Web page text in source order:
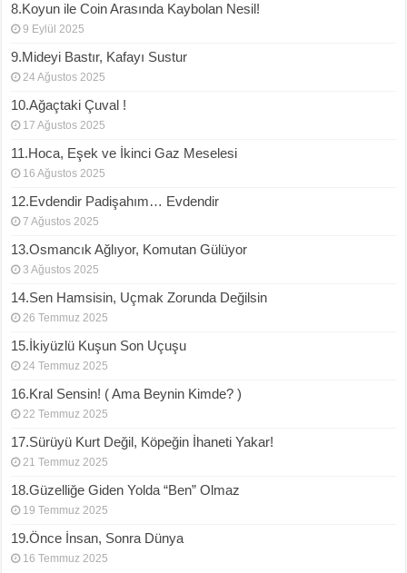
8.Koyun ile Coin Arasında Kaybolan Nesil!
9 Eylül 2025
9.Mideyi Bastır, Kafayı Sustur
24 Ağustos 2025
10.Ağaçtaki Çuval !
17 Ağustos 2025
11.Hoca, Eşek ve İkinci Gaz Meselesi
16 Ağustos 2025
12.Evdendir Padişahım… Evdendir
7 Ağustos 2025
13.Osmancık Ağlıyor, Komutan Gülüyor
3 Ağustos 2025
14.Sen Hamsisin, Uçmak Zorunda Değilsin
26 Temmuz 2025
15.İkiyüzlü Kuşun Son Uçuşu
24 Temmuz 2025
16.Kral Sensin! ( Ama Beynin Kimde? )
22 Temmuz 2025
17.Sürüyü Kurt Değil, Köpeğin İhaneti Yakar!
21 Temmuz 2025
18.Güzelliğe Giden Yolda “Ben” Olmaz
19 Temmuz 2025
19.Önce İnsan, Sonra Dünya
16 Temmuz 2025